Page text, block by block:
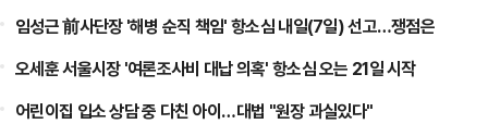
임성근 前사단장 '해병 순직 책임' 항소심 내일(7일) 선고…쟁점은
오세훈 서울시장 '여론조사비 대납 의혹' 항소심 오는 21일 시작
어린이집 입소 상담 중 다친 아이…대법 "원장 과실있다"